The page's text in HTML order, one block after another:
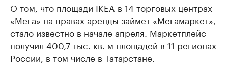
О том, что площади IKEA в 14 торговых центрах
«Мега» на правах аренды займет «Мегамаркет»,
стало известно в начале апреля. Маркетплейс
получил 400,7 тыс. кв. м площадей в 11 регионах
России, в том числе в Татарстане.